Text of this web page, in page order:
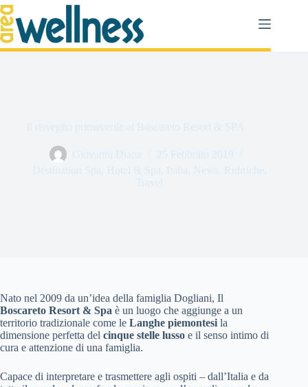
Salta
al
contenuto
Nato nel 2009 da un’idea della famiglia Dogliani, Il
Boscareto Resort & Spa è un luogo che aggiunge a un
territorio tradizionale come le Langhe piemontesi la
dimensione perfetta del cinque stelle lusso e il senso intimo di
cura e attenzione di una famiglia.
Capace di interpretare e trasmettere agli ospiti – dall’Italia e da